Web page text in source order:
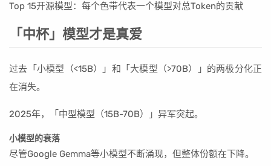
Top 15开源模型：每个色带代表一个模型对总Token的贡献
「中杯」模型才是真爱
过去「小模型（<15B）」和「大模型（>70B）」的两极分化正
在消失。
2025年，「中型模型（15B-70B）」异军突起。
小模型的衰落
尽管Google Gemma等小模型不断涌现，但整体份额在下降。